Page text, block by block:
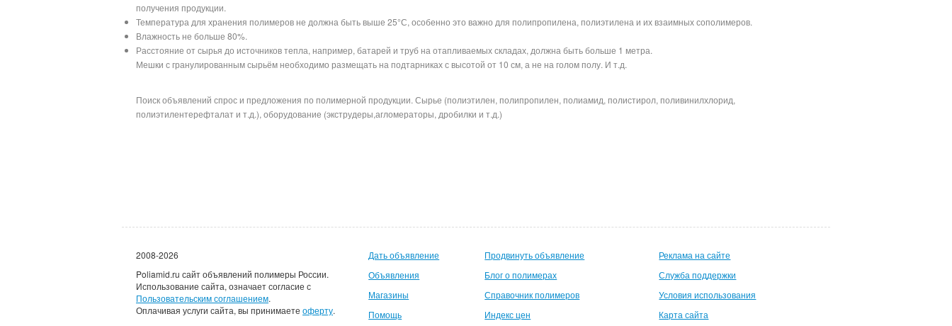
получения продукции.
Температура для хранения полимеров не должна быть выше 25°С, особенно это важно для полипропилена, полиэтилена и их взаимных сополимеров.
Влажность не больше 80%.
Расстояние от сырья до источников тепла, например, батарей и труб на отапливаемых складах, должна быть больше 1 метра.
Мешки с гранулированным сырьём необходимо размещать на подтарниках с высотой от 10 см, а не на голом полу. И т.д.
Поиск объявлений спрос и предложения по полимерной продукции. Сырье (полиэтилен, полипропилен, полиамид, полистирол, поливинилхлорид,
полиэтилентерефталат и т.д.), оборудование (экструдеры,агломераторы, дробилки и т.д.)
2008-2026
Poliamid.ru сайт объявлений полимеры России.
Использование сайта, означает согласие с
Пользовательским соглашением.
Оплачивая услуги сайта, вы принимаете оферту.
Дать объявление
Объявления
Магазины
Помощь
Продвинуть объявление
Блог о полимерах
Справочник полимеров
Индекс цен
Реклама на сайте
Служба поддержки
Условия использования
Карта сайта